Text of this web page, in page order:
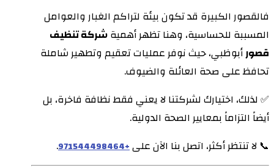
فالقصور الكبيرة قد تكون بيئة لتراكم الغبار والعوامل
المسببة للحساسية، وهنا تظهر أهميةشركة تنظيف
قصورأبوظبي، حيث نوفر عمليات تعقيم وتطهير شاملة
تحافظ على صحة العائلة والضيوف.
✅ لذلك، اختيارك لشركتنا لا يعني فقط نظافة فاخرة، بل
أيضاً التزاماً بمعايير الصحة الدولية.
📞 لا تنتظر أكثر، اتصل بنا الآن على+971544498464
.